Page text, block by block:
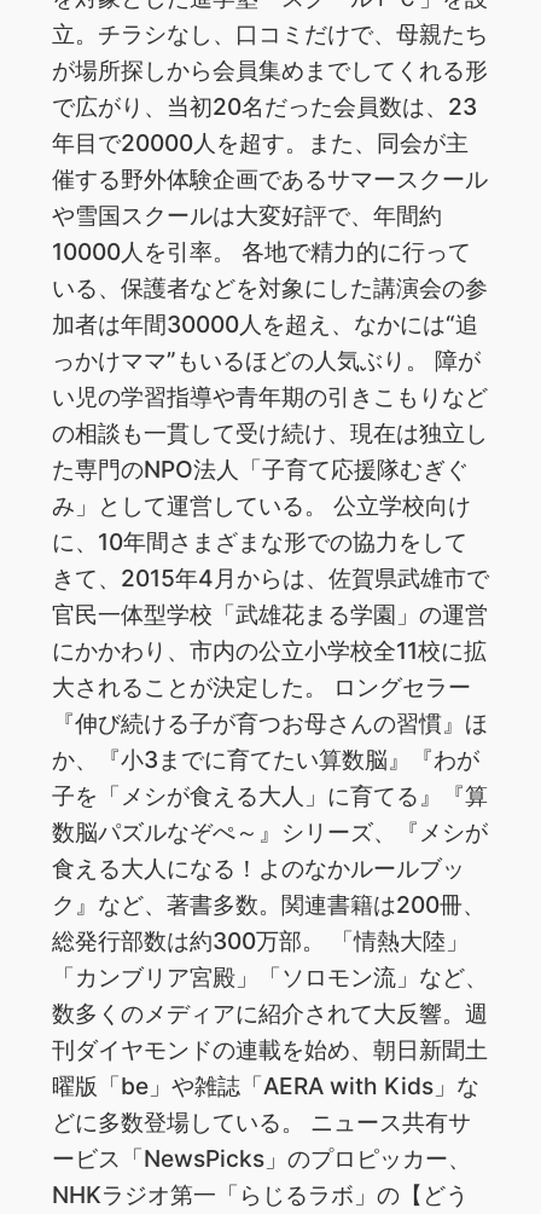
立。チラシなし、口コミだけで、母親たち
が場所探しから会員集めまでしてくれる形
で広がり、当初20名だった会員数は、23
年目で20000人を超す。また、同会が主
催する野外体験企画であるサマースクール
や雪国スクールは大変好評で、年間約
10000人を引率。 各地で精力的に行って
いる、保護者などを対象にした講演会の参
加者は年間30000人を超え、なかには“追
っかけママ”もいるほどの人気ぶり。 障が
い児の学習指導や青年期の引きこもりなど
の相談も一貫して受け続け、現在は独立し
た専門のNPO法人「子育て応援隊むぎぐ
み」として運営している。 公立学校向け
に、10年間さまざまな形での協力をして
きて、2015年4月からは、佐賀県武雄市で
官民一体型学校「武雄花まる学園」の運営
にかかわり、市内の公立小学校全11校に拡
大されることが決定した。 ロングセラー
『伸び続ける子が育つお母さんの習慣』ほ
か、『小3までに育てたい算数脳』『わが
子を「メシが食える大人」に育てる』『算
数脳パズルなぞぺ～』シリーズ、『メシが
食える大人になる！よのなかルールブッ
ク』など、著書多数。関連書籍は200冊、
総発行部数は約300万部。 「情熱大陸」
「カンブリア宮殿」「ソロモン流」など、
数多くのメディアに紹介されて大反響。週
刊ダイヤモンドの連載を始め、朝日新聞土
曜版「be」や雑誌「AERA with Kids」な
どに多数登場している。 ニュース共有サ
ービス「NewsPicks」のプロピッカー、
NHKラジオ第一「らじるラボ」の【どう